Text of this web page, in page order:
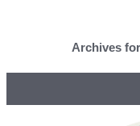
Archives